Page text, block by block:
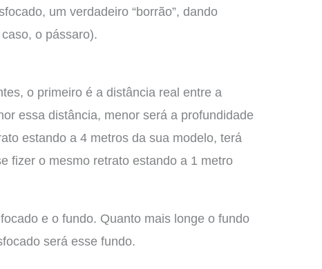
um verdadeiro “borrão”, dando
o pássaro).
o primeiro é a distância real entre a
essa distância, menor será a profundidade
estando a 4 metros da sua modelo, terá
fizer o mesmo retrato estando a 1 metro
e o fundo. Quanto mais longe o fundo
será esse fundo.